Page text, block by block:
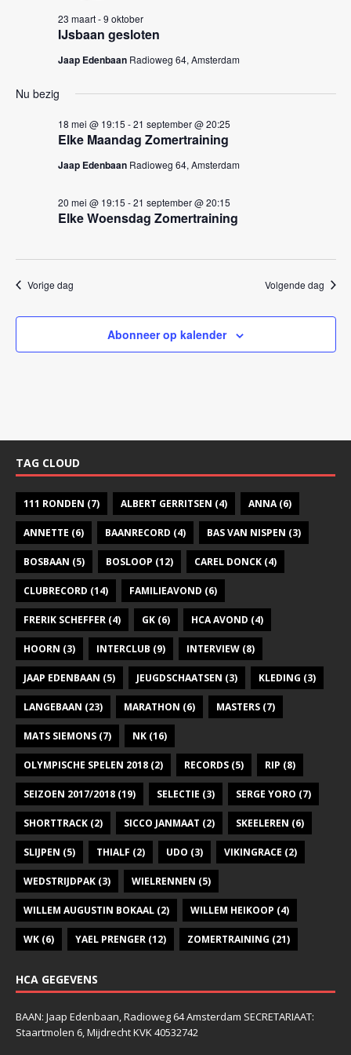
n
e
n
g
t
i
e
i
IJsbaan gesloten
23 maart-9 oktober
Jaap Edenbaan Radioweg 64, Amsterdam
Nu bezig
Elke Maandag Zomertraining
18 mei @ 19:15 -21 september @ 20:25
Jaap Edenbaan Radioweg 64, Amsterdam
Elke Woensdag Zomertraining
20 mei @ 19:15 -21 september @ 20:15
Vorige dag Volgende dag
Abonneer op kalender
TAG CLOUD
111 RONDEN (7) ALBERT GERRITSEN (4) ANNA(6)
ANNETTE (6) BAANRECORD (4) BAS VAN NISPEN (3)
BOSBAAN (5) BOSLOOP (12) CAREL DONCK (4)
CLUBRECORD (14) FAMILIEAVOND (6)
FRERIK SCHEFFER (4) GK (6) HCA AVOND (4)
HOORN (3) INTERCLUB (9) INTERVIEW (8)
JAAP EDENBAAN (5) JEUGDSCHAATSEN (3) KLEDING (3)
LANGEBAAN (23) MARATHON (6) MASTERS (7)
MATS SIEMONS (7) NK (16)
OLYMPISCHE SPELEN 2018 (2) RECORDS (5) RIP (8)
SEIZOEN 2017/2018 (19) SELECTIE (3) SERGE YORO (7)
SHORTTRACK (2) SICCO JANMAAT (2) SKEELEREN (6)
SLIJPEN (5) THIALF (2) UDO (3) VIKINGRACE (2)
WEDSTRIJDPAK (3) WIELRENNEN (5)
WILLEM AUGUSTIN BOKAAL (2) WILLEM HEIKOOP (4)
WK (6) YAEL PRENGER (12) ZOMERTRAINING (21)
HCA GEGEVENS
BAAN: Jaap Edenbaan, Radioweg 64 Amsterdam SECRETARIAAT:
Staartmolen 6, Mijdrecht KVK 40532742